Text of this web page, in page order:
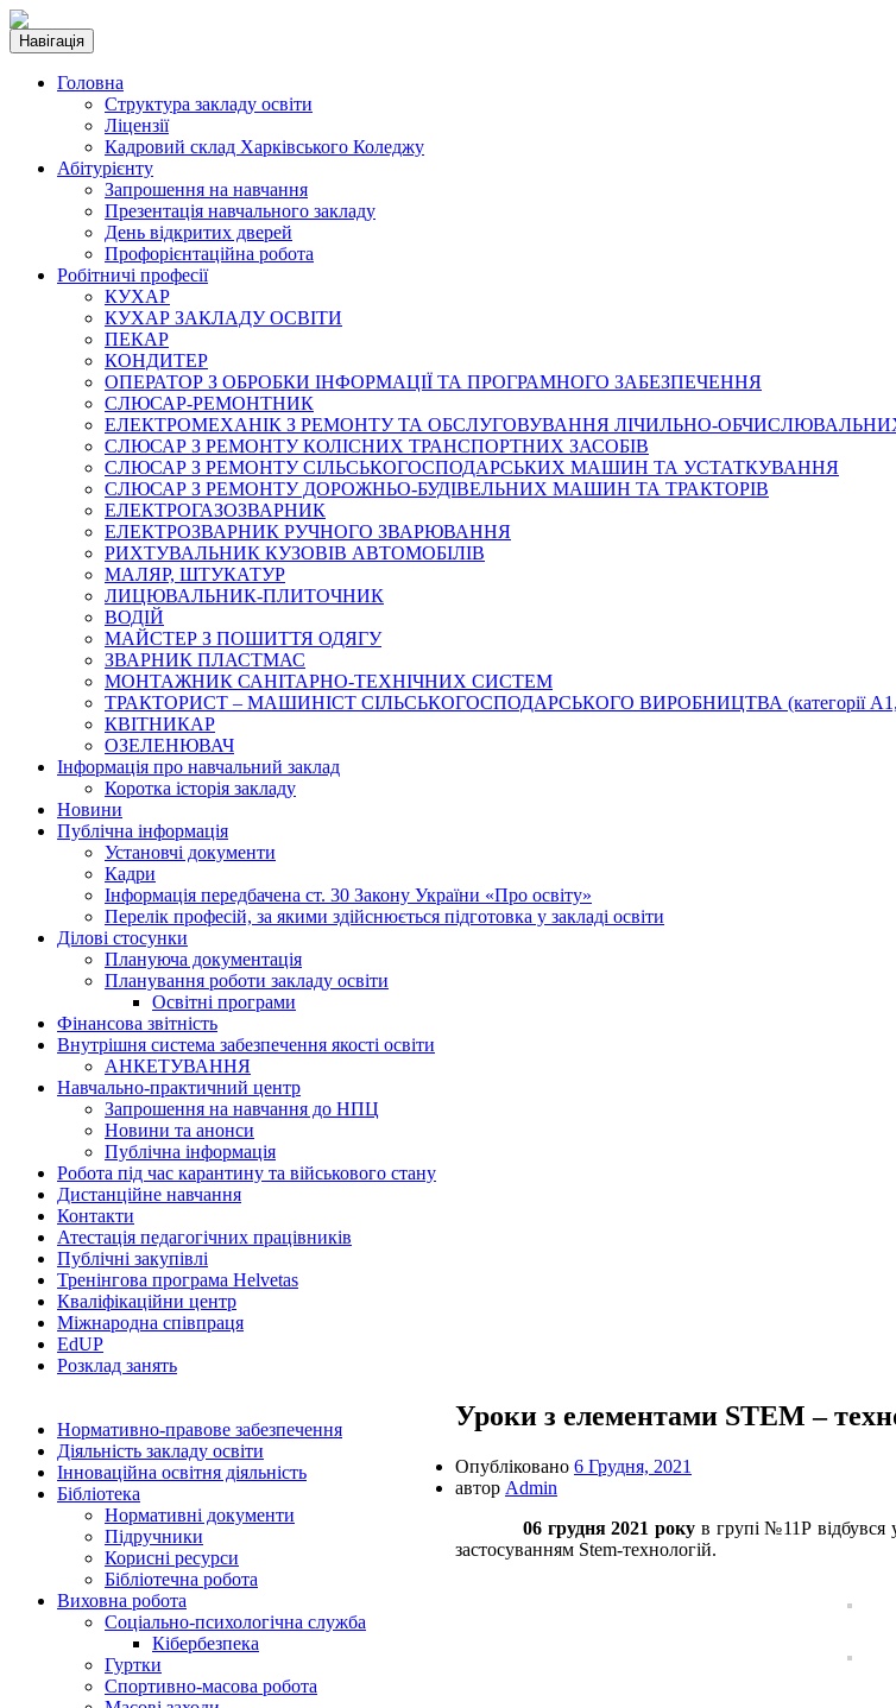
Навігація
Головна
Структура закладу освіти
Ліцензії
Кадровий склад Харківського Коледжу
Абітурієнту
Запрошення на навчання
Презентація навчального закладу
День відкритих дверей
Профорієнтаційна робота
Робітничі професії
КУХАР
КУХАР ЗАКЛАДУ ОСВІТИ
ПЕКАР
КОНДИТЕР
ОПЕРАТОР З ОБРОБКИ ІНФОРМАЦІЇ ТА ПРОГРАМНОГО ЗАБЕЗПЕЧЕННЯ
СЛЮСАР-РЕМОНТНИК
ЕЛЕКТРОМЕХАНІК З РЕМОНТУ ТА ОБСЛУГОВУВАННЯ ЛІЧИЛЬНО-
СЛЮСАР З РЕМОНТУ КОЛІСНИХ ТРАНСПОРТНИХ ЗАСОБІВ
СЛЮСАР З РЕМОНТУ СІЛЬСЬКОГОСПОДАРСЬКИХ МАШИН ТА УСТАТКУВАННЯ
СЛЮСАР З РЕМОНТУ ДОРОЖНЬО-БУДІВЕЛЬНИХ МАШИН ТА ТРАКТОРІВ
ЕЛЕКТРОГАЗОЗВАРНИК
ЕЛЕКТРОЗВАРНИК РУЧНОГО ЗВАРЮВАННЯ
РИХТУВАЛЬНИК КУЗОВІВ АВТОМОБІЛІВ
МАЛЯР, ШТУКАТУР
ЛИЦЮВАЛЬНИК-ПЛИТОЧНИК
ВОДІЙ
МАЙСТЕР З ПОШИТТЯ ОДЯГУ
ЗВАРНИК ПЛАСТМАС
МОНТАЖНИК САНІТАРНО-ТЕХНІЧНИХ СИСТЕМ
ТРАКТОРИСТ – МАШИНІСТ СІЛЬСЬКОГОСПОДАРСЬКОГО ВИРОБНИЦТВА (категорії
КВІТНИКАР
ОЗЕЛЕНЮВАЧ
Інформація про навчальний заклад
Коротка історія закладу
Новини
Публічна інформація
Установчі документи
Кадри
Інформація передбачена ст. 30 Закону України «Про освіту»
Перелік професій, за якими здійснюється підготовка у закладі освіти
Ділові стосунки
Плануюча документація
Планування роботи закладу освіти
Освітні програми
Фінансова звітність
Внутрішня система забезпечення якості освіти
АНКЕТУВАННЯ
Навчально-практичний центр
Запрошення на навчання до НПЦ
Новини та анонси
Публічна інформація
Робота під час карантину та військового стану
Дистанційне навчання
Контакти
Атестація педагогічних працівників
Публічні закупівлі
Тренінгова програма Helvetas
Кваліфікаційни центр
Міжнародна співпраця
EdUР
Розклад занять
Нормативно-правове забезпечення
Діяльність закладу освіти
Інноваційна освітня діяльність
Бібліотека
Нормативні документи
Підручники
Корисні ресурси
Бібліотечна робота
Виховна робота
Соціально-психологічна служба
Кібербезпека
Гуртки
Спортивно-масова робота
Уроки з елементами STEM –
Опубліковано 6 Грудня, 2021
автор Admin
06 грудня 2021 року в групі №11Р
застосуванням Stem-технологій.